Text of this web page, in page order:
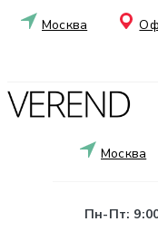
Москва
Москва
Пн-Пт: